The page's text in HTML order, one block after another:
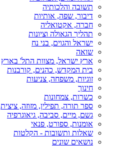
תשובה והלכותיה
דיבור, שפה, אותיות
חברה, אקטואליה
תהליך הגאולה וציונות
ישראל והגוים, בני נח
שואה
ארץ ישראל, מצוות התל' בארץ
בית המקדש, כהנים, קורבנות
זוגיות, משפחה, צניעות
חינוך
כשרות, צמחונות
ספר תורה, תפילין, מזוזה, ציצית
גשם, מיים, סביבה, גיאוגרפיה
אומנות, ספורט, פנאי
שאלות ותשובות - הקלטות
נושאים שונים